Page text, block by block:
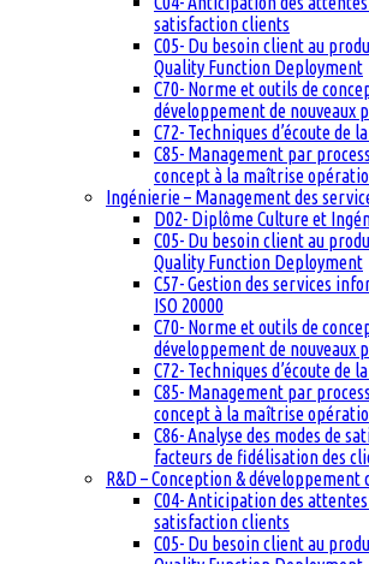
satisfaction clients
C05- Du besoin client au
Quality Function Deployment
C70- Norme et outils de
développement de nouveaux
C72- Techniques d’écoute de
C85- Management par
concept à la maîtrise
Ingénierie – Management des
D02- Diplôme Culture et
C05- Du besoin client au
Quality Function Deployment
C57- Gestion des services
ISO 20000
C70- Norme et outils de
développement de nouveaux
C72- Techniques d’écoute de
C85- Management par
concept à la maîtrise
C86- Analyse des modes de
facteurs de fidélisation des
R&D – Conception & développement
C04- Anticipation des
satisfaction clients
C05- Du besoin client au